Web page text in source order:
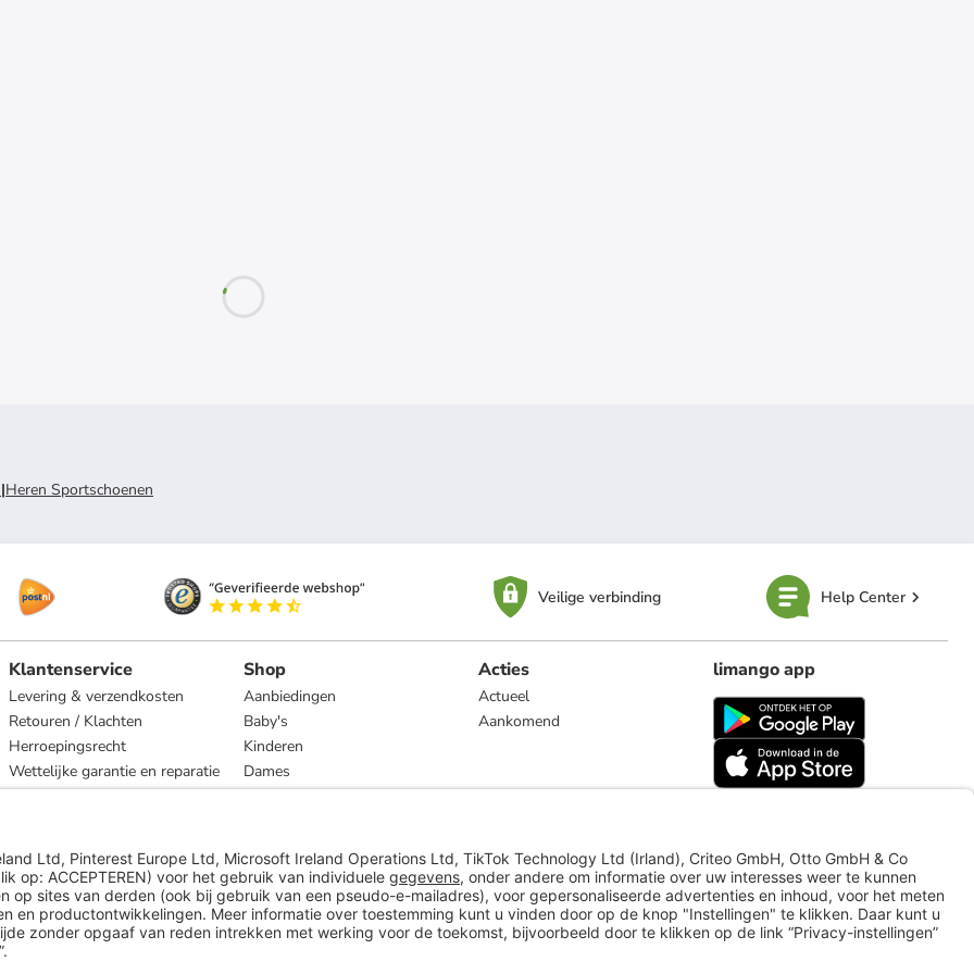
|Heren Sportschoenen
Veilige verbinding Help Center
Klantenservice
Levering & verzendkosten
Retouren / Klachten
Herroepingsrecht
Wettelijke garantie en reparatie
Shop
Aanbiedingen
Baby's
Kinderen
Dames
Heren
Acties
Actueel
Aankomend
limango app
limango.de limango.pl